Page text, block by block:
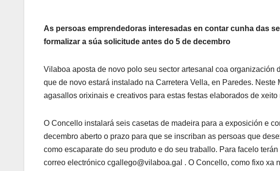
As persoas emprendedoras interesadas en contar cunha das
formalizar a súa solicitude antes do 5 de decembro
Vilaboa aposta de novo polo seu sector artesanal coa organización
que de novo estará instalado na Carretera Vella, en Paredes.
agasallos orixinais e creativos para estas festas elaborados de
O Concello instalará seis casetas de madeira para a exposición e
decembro aberto o prazo para que se inscriban as persoas que
como escaparate do seu produto e do seu traballo. Para facelo
correo electrónico cgallego@vilaboa.gal . O Concello, como fixo